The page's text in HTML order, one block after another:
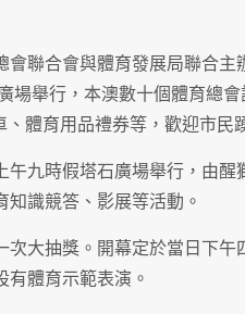
會聯合會與體育發展局聯合
場舉行，本澳數十個體育總
體育用品禮券等，歡迎市民
午九時假塔石廣場舉行，由
識競答、影展等活動。
次大抽獎。開幕定於當日下
有體育示範表演。